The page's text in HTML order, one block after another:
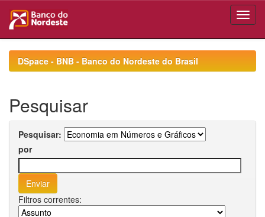
navigationDSpace - BNB - Banco do Nordeste do Brasil
Pesquisar
Pesquisar:
por
Filtros correntes: